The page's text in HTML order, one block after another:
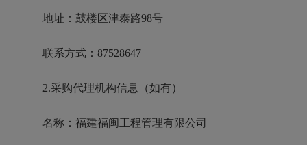
地址：鼓楼区津泰路98号
联系方式：87528647
2.采购代理机构信息（如有）
名称：福建福闽工程管理有限公司